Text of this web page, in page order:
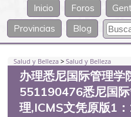
Inicio Foros
Provincias
Blog
Salud y Belleza >Salud y Belleza
办理悉尼国际管理学
551190476悉尼国
理,ICMS文凭原版1